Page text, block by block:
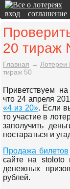
вход
соглашение
20 тираж
Главная → Лотереи
тираж 50
Приветствуем
что 24 апреля
«4 из 20». Если
то участие в
заполучить
постараться и
Продажа билетов
сайте на stoloto
денежных
рублей.